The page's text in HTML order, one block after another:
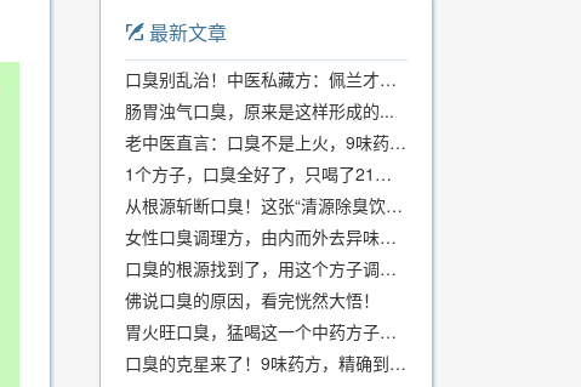
最新文章
口臭别乱治！中医私藏方：佩兰才是口气克星，喝一周就清爽
肠胃浊气口臭，原来是这样形成的...
老中医直言：口臭不是上火，9味药食同源方，21天根除不反复
1个方子，口臭全好了，只喝了21天！
从根源斩断口臭！这张“清源除臭饮”方子，我用了几十年，效果真不错
女性口臭调理方，由内而外去异味，女性体质专用！
口臭的根源找到了，用这个方子调理，21天口吐芬芳！
佛说口臭的原因，看完恍然大悟！
胃火旺口臭，猛喝这一个中药方子就好了！
口臭的克星来了！9味药方，精确到克、药食同源、安全有效，速看！